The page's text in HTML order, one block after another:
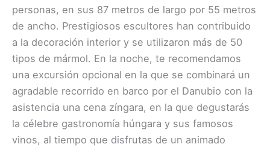
personas, en sus 87 metros de largo por 55 metros
de ancho. Prestigiosos escultores han contribuido
a la decoración interior y se utilizaron más de 50
tipos de mármol. En la noche, te recomendamos
una excursión opcional en la que se combinará un
agradable recorrido en barco por el Danubio con la
asistencia una cena zíngara, en la que degustarás
la célebre gastronomía húngara y sus famosos
vinos, al tiempo que disfrutas de un animado